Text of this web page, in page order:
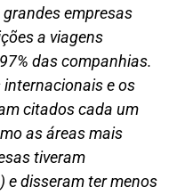
empresas
a viagens
das companhias.
internacionais e os
citados cada um
as áreas mais
tiveram
e disseram ter menos